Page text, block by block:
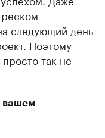
следующий день
Поэтому
так не
вашем